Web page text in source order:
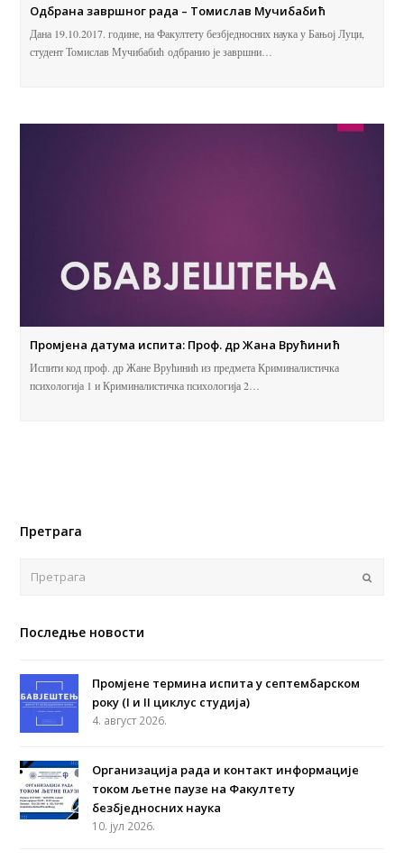
Одбрана завршног рада – Томислав Мучибабић
Дана 19.10.2017. године, на Факултету безбједносних наука у Бањој Луци,
студент Томислав Мучибабић одбранио је завршни…
Промјена датума испита: Проф. др Жана Врућинић
Испити код проф. др Жане Врућинић из предмета Криминалистичка
психологија 1 и Криминалистичка психологија 2…
Претрага
Последње новости
Промјене термина испита у септембарском
року (I и II циклус студија)
4. август 2026.
Организација рада и контакт информације
током љетне паузе на Факултету
безбједносних наука
10. јул 2026.